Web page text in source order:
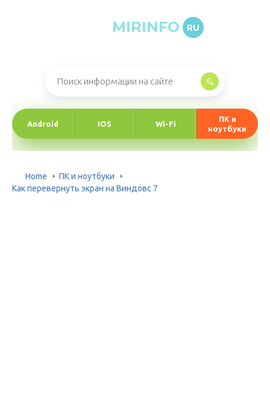
MIRINFO RU
Android IOS Wi-Fi
ПК и
ноутбуки
Home
ПК и ноутбуки
Как перевернуть экран на Виндовс 7